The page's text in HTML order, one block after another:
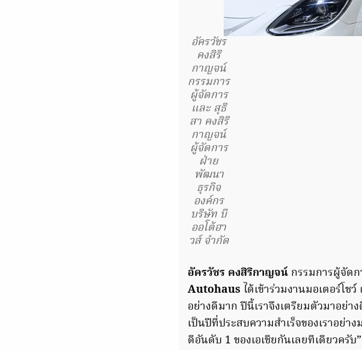
อัครวัชร
คงสิริ
กาญจน์
กรรมการ
ผู้จัดการ
และ สุธิ
สา คงสิริ
กาญจน์
ผู้จัดการ
ฝ่าย
พัฒนา
ธุรกิจ
องค์กร
บริษัท บี
ออโต้ฮา
วส์ จำกัด
อัครวัชร คงสิริกาญจน์ กรรมการผู้จัด
Autohaus ได้เข้าร่วมงานมอเตอร์โ
อย่างดีมาก ปีนี้เราจึงเตรียมตัวมาอย่
เป็นปีที่ประสบความสำเร็จของเราอย่
ดีอันดับ 1 ของเอเชียกันเลยทีเดียวครับ”